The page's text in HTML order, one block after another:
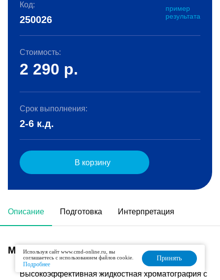
Описание Подготовка Интерпретация
Метод исследования
Высокоэффективная жидкостная хроматография с
Код:
пример
результата
250026
Стоимость:
2 290 р.
Срок выполнения:
2-6 к.д.
В корзину
Используя сайт www.cmd-online.ru, вы
соглашаетесь с использованием файлов cookie.
Подробнее
Принять